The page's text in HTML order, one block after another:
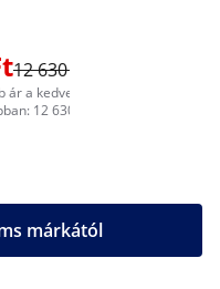
12 630 Ft
a kedvezményt
12 630 Ft
márkától